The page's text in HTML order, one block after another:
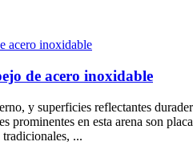
de acero inoxidable
y superficies reflectantes
prominentes en esta arena son
...